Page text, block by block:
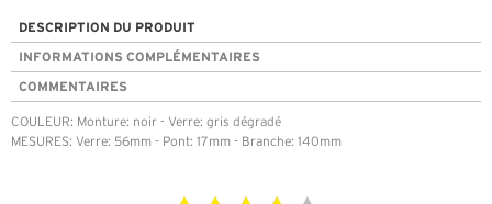
DESCRIPTION DU PRODUIT
INFORMATIONS COMPLÉMENTAIRES
COMMENTAIRES
COULEUR: Monture: noir - Verre: gris dégradé
MESURES: Verre: 56mm - Pont: 17mm - Branche: 140mm